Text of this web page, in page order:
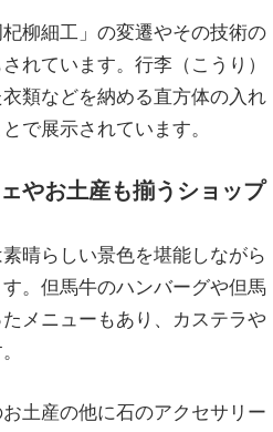
柳細工」の変遷やその技術の
れています。行李（こうり）
類などを納める直方体の入れ
で展示されています。
やお土産も揃うショップ
晴らしい景色を堪能しながら
。但馬牛のハンバーグや但馬
メニューもあり、カステラや
土産の他に石のアクセサリー